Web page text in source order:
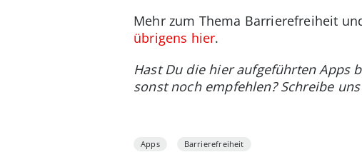
Mehr zum Thema Barrierefreiheit
übrigens hier.
Hast Du die hier aufgeführten Apps
sonst noch empfehlen? Schreibe
Apps Barrierefreiheit